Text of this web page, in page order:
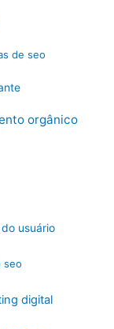
de seo
orgânico
usuário
seo
digital